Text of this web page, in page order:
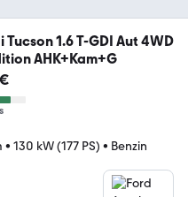
Tucson 1.6 T-GDI Aut 4WD
AHK+Kam+G
• 130 kW (177 PS) • Benzin